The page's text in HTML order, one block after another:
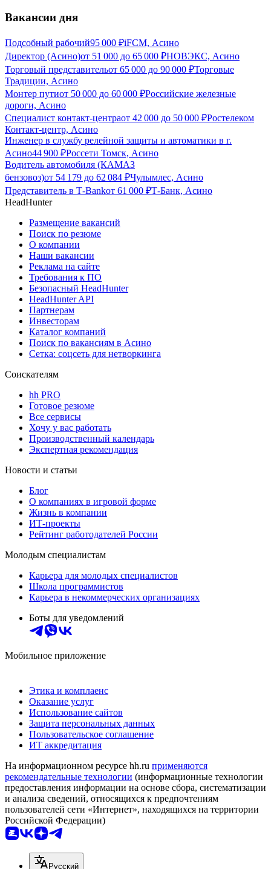
Вакансии дня
Подсобный рабочий95 000 ₽iFCM, Асино
Директор (Асино)от 51 000 до 65 000 ₽НОВЭКС, Асино
Торговый представительот 65 000 до 90 000 ₽Торговые
Традиции, Асино
Монтер путиот 50 000 до 60 000 ₽Российские железные
дороги, Асино
Специалист контакт-центраот 42 000 до 50 000 ₽Ростелеком
Контакт-центр, Асино
Инженер в службу релейной защиты и автоматики в г.
Асино44 900 ₽Россети Томск, Асино
Водитель автомобиля (КАМАЗ
бензовоз)от 54 179 до 62 084 ₽Чулымлес, Асино
Представитель в Т-Bankот 61 000 ₽Т-Банк, Асино
HeadHunter
Размещение вакансий
Поиск по резюме
О компании
Наши вакансии
Реклама на сайте
Требования к ПО
Безопасный HeadHunter
HeadHunter API
Партнерам
Инвесторам
Каталог компаний
Поиск по вакансиям в Асино
Сетка: соцсеть для нетворкинга
Соискателям
hh PRO
Готовое резюме
Все сервисы
Хочу у вас работать
Производственный календарь
Экспертная рекомендация
Новости и статьи
Блог
О компаниях в игровой форме
Жизнь в компании
ИТ-проекты
Рейтинг работодателей России
Молодым специалистам
Карьера для молодых специалистов
Школа программистов
Карьера в некоммерческих организациях
Боты для уведомлений
Мобильное приложение
Этика и комплаенс
Оказание услуг
Использование сайтов
Защита персональных данных
Пользовательское соглашение
ИТ аккредитация
На информационном ресурсе hh.ru применяются
рекомендательные технологии (информационные технологии
предоставления информации на основе сбора, систематизации
и анализа сведений, относящихся к предпочтениям
пользователей сети «Интернет», находящихся на территории
Российской Федерации)
Русский